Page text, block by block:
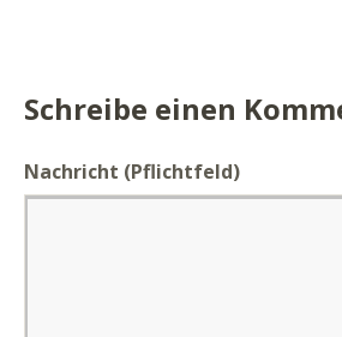
Schreibe einen
Nachricht (Pflichtfeld)